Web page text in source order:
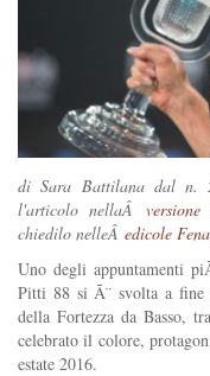
di Sara Battilana dal n.
l'articolo nellaÂ
chiedilo nelleÂ edicole
Uno degli appuntamenti
Pitti 88 si Ã¨ svolta a fine
della Fortezza da Basso,
celebrato il colore,
estate 2016.